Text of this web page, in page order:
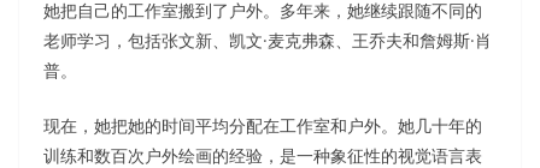
她把自己的工作室搬到了户外。多年来，她继续跟随不同的
老师学习，包括张文新、凯文·麦克弗森、王乔夫和詹姆斯·肖
普。
现在，她把她的时间平均分配在工作室和户外。她几十年的
训练和数百次户外绘画的经验，是一种象征性的视觉语言表